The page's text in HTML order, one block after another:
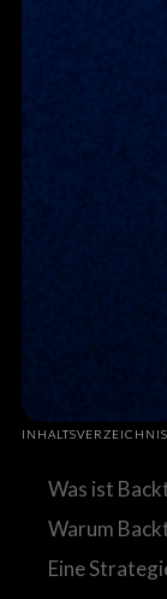
INHALTSVERZEICHNIS
Was ist
Warum
Eine